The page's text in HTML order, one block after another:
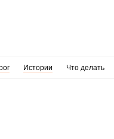
Истории Что делать